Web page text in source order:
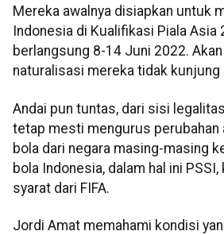
Mereka awalnya disiapkan untuk
Indonesia di Kualifikasi Piala Asia
berlangsung 8-14 Juni 2022.
naturalisasi mereka tidak kunjung
Andai pun tuntas, dari sisi
tetap mesti mengurus perubahan
bola dari negara masing-masing
bola Indonesia, dalam hal ini
syarat dari FIFA.
Jordi Amat memahami kondisi